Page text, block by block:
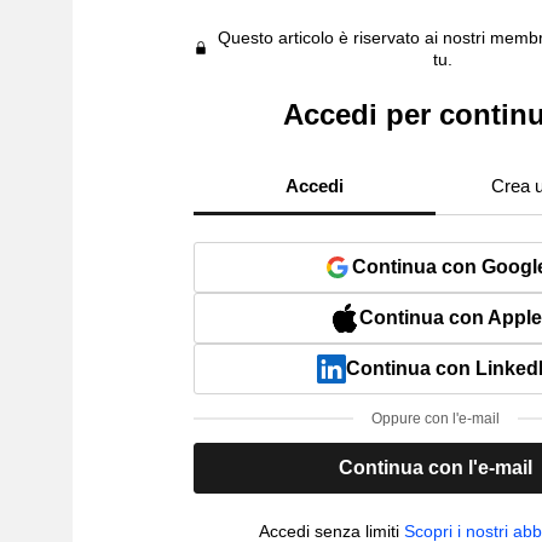
Questo articolo è riservato ai nostri
tu.
Accedi per
Accedi Crea
Continua con
Continua con Apple
Continua con
Oppure con l'e-mail
Continua con l'e-mail
Accedi senza limiti Scopri i nostri